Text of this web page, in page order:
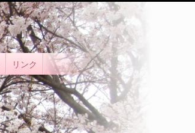
リンク